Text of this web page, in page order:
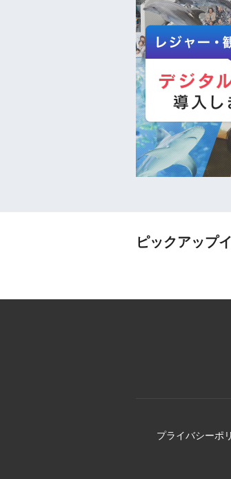
ピックアップ
プライバシーポ